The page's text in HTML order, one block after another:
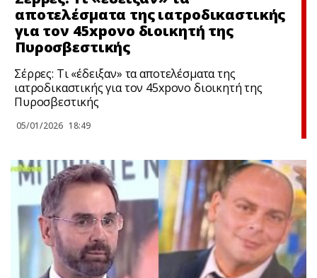
αποτελέσματα της ιατροδικαστικής
για τον 45xpονο διοικητή της
Πυροσβεστικής
Σέρρες: Τι «έδειξαν» τα αποτελέσματα της
ιατροδικαστικής για τον 45xpονο διοικητή της
Πυροσβεστικής
05/01/2026 18:49